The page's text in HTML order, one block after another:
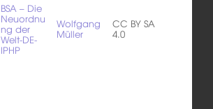
BSA – Die
Neuordnu
ng der
Welt-DE-
IPHP
Wolfgang
Müller
CC BY SA
4.0